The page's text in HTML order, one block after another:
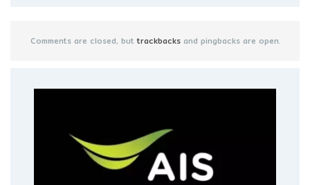
Comments are closed, buttrackbacksand pingbacks are open.